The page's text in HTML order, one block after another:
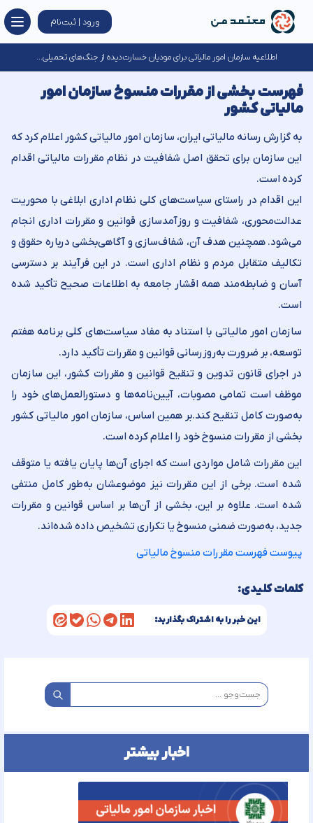
ورود | ثبت‌نام
اطلاعیه سازمان امور مالیاتی برای مودیان خسارت‌دیده از جنگ‌های تحمیلی...
فهرست بخشی از مقررات منسوخ سازمان امور
مالیاتی کشور
به گزارش رسانه مالیاتی ایران، سازمان امور مالیاتی کشور اعلام کرد که
این سازمان برای تحقق اصل شفافیت در نظام مقررات مالیاتی اقدام
کرده است.
این اقدام در راستای سیاست‌های کلی نظام اداری ابلاغی با محوریت
عدالت‌محوری، شفافیت و روزآمدسازی قوانین و مقررات اداری انجام
می‌شود. همچنین هدف آن، شفاف‌سازی و آگاهی‌بخشی درباره حقوق و
تکالیف متقابل مردم و نظام اداری است. در این فرآیند بر دسترسی
آسان و ضابطه‌مند همه اقشار جامعه به اطلاعات صحیح تأکید شده
است.
سازمان امور مالیاتی با استناد به مفاد سیاست‌های کلی برنامه هفتم
توسعه، بر ضرورت به‌روزرسانی قوانین و مقررات تأکید دارد.
در اجرای قانون تدوین و تنقیح قوانین و مقررات کشور، این سازمان
موظف است تمامی مصوبات، آیین‌نامه‌ها و دستورالعمل‌های خود را
به‌صورت کامل تنقیح کند.بر همین اساس، سازمان امور مالیاتی کشور
بخشی از مقررات منسوخ خود را اعلام کرده است.
این مقررات شامل مواردی است که اجرای آن‌ها پایان یافته یا متوقف
شده است. برخی از این مقررات نیز موضوعشان به‌طور کامل منتفی
شده است. علاوه بر این، بخشی از آن‌ها بر اساس قوانین و مقررات
جدید، به‌صورت ضمنی منسوخ یا تکراری تشخیص داده شده‌اند.
پیوست فهرست مقررات منسوخ مالیاتی
کلمات کلیدی:
این خبر را به اشتراک بگذارید:
اخبار بیشتر